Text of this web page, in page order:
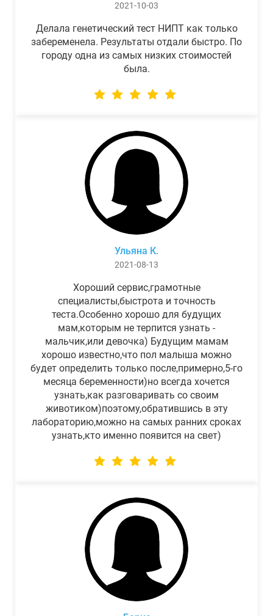
2021-10-03
Делала генетический тест НИПТ как только
забеременела. Результаты отдали быстро. По
городу одна из самых низких стоимостей
была.
Ульяна К.
2021-08-13
Хороший сервис,грамотные
специалисты,быстрота и точность
теста.Особенно хорошо для будущих
мам,которым не терпится узнать -
мальчик,или девочка) Будущим мамам
хорошо известно,что пол малыша можно
будет определить только после,примерно,5-го
месяца беременности)но всегда хочется
узнать,как разговаривать со своим
животиком)поэтому,обратившись в эту
лабораторию,можно на самых ранних сроках
узнать,кто именно появится на свет)